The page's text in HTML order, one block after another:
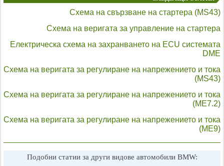
Схема на свързване на стартера (MS43)
Схема на веригата за управление на стартера
Електрическа схема на захранването на ECU системата
DME
Схема на веригата за регулиране на напрежението и тока
(MS43)
Схема на веригата за регулиране на напрежението и тока
(ME7.2)
Схема на веригата за регулиране на напрежението и тока
(ME9)
Подобни статии за други видове автомобили BMW: